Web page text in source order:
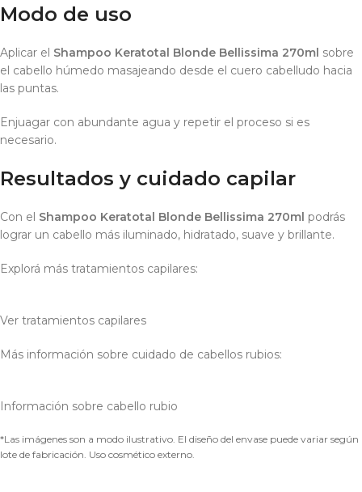
Modo de uso
Aplicar el Shampoo Keratotal Blonde Bellissima 270ml sobre
el cabello húmedo masajeando desde el cuero cabelludo hacia
las puntas.
Enjuagar con abundante agua y repetir el proceso si es
necesario.
Resultados y cuidado capilar
Con el Shampoo Keratotal Blonde Bellissima 270ml podrás
lograr un cabello más iluminado, hidratado, suave y brillante.
Explorá más tratamientos capilares:
Ver tratamientos capilares
Más información sobre cuidado de cabellos rubios:
Información sobre cabello rubio
*Las imágenes son a modo ilustrativo. El diseño del envase puede variar según
lote de fabricación. Uso cosmético externo.